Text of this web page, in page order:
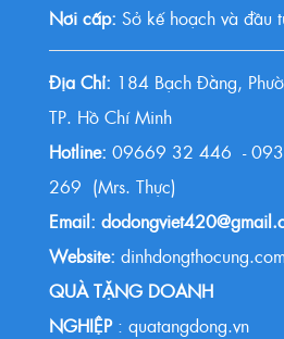
Nơi cấp: Sở kế hoạch và đầu
Địa Chỉ: 184 Bạch Đằng,
TP. Hồ Chí Minh
Hotline: 09669 32 446 -
269 (Mrs. Thực)
Email:
Website: dinhdongthocung.com
QUÀ TẶNG DOANH
NGHIỆP : quatangdong.vn